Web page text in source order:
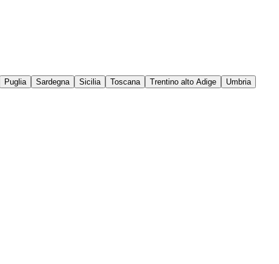
Puglia Sardegna Sicilia Toscana Trentino alto Adige
Umbria